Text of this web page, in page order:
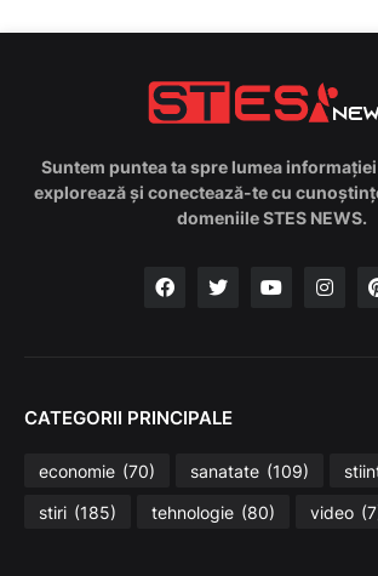
Suntem puntea ta spre lumea
explorează și conectează-te cu
domeniile STES NEWS.
CATEGORII PRINCIPALE
economie (70) sanatate (109)
stiri (185) tehnologie (80) video